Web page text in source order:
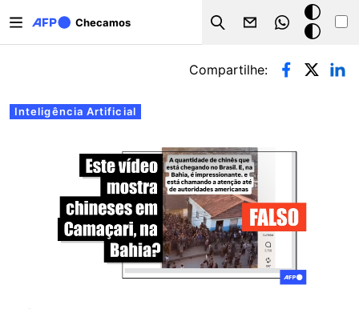
Checamos
Search
Modo
escuro
Abas primárias
Inteligência Artificial
Compartilhe: